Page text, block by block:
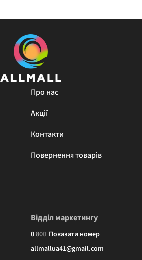
Про нас
Акції
Контакти
Повернення товарів
Відділ маркетингу
0800 Показати номер
allmallua41@gmail.com